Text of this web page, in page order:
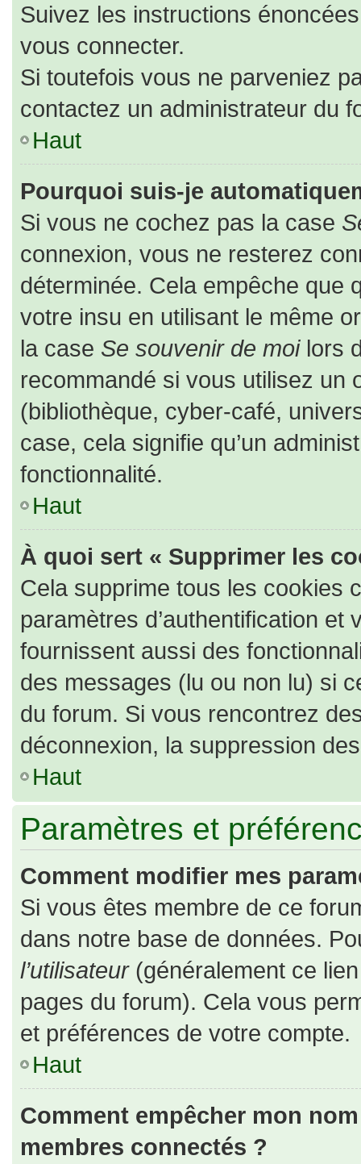
Suivez les instructions
vous connecter.
Si toutefois vous ne parveniez
contactez un administrateur du
Haut
Pourquoi suis-je
Si vous ne cochez pas la case
connexion, vous ne resterez
déterminée. Cela empêche que
votre insu en utilisant le même
la case Se souvenir de moilors
recommandé si vous utilisez un
(bibliothèque, cyber-café,
case, cela signifie qu’un
fonctionnalité.
Haut
À quoi sert « Supprimer les
Cela supprime tous les cookies
paramètres d’authentification
fournissent aussi des
des messages (lu ou non lu) si
du forum. Si vous rencontrez
déconnexion, la suppression
Haut
Paramètres et
Comment modifier mes
Si vous êtes membre de ce
dans notre base de données.
l’utilisateur(généralement ce
pages du forum). Cela vous
et préférences de votre compte.
Haut
Comment empêcher mon
membres connectés ?